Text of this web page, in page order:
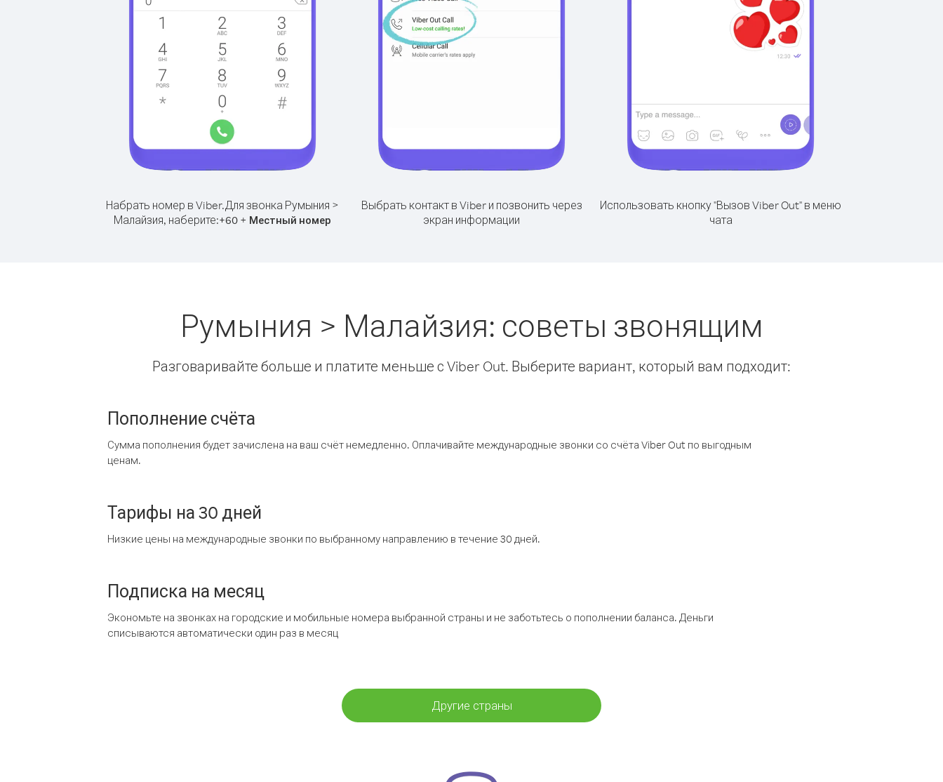
Набрать номер в Viber.Для звонка Румыния >
Малайзия, наберите:+60 + Местный номер
Выбрать контакт в Viber и позвонить через
экран информации
Использовать кнопку "Вызов Viber Out" в меню
чата
Румыния > Малайзия: советы звонящим
Разговаривайте больше и платите меньше с Viber Out. Выберите вариант, который вам подходит:
Пополнение счёта
Сумма пополнения будет зачислена на ваш счёт немедленно. Оплачивайте международные звонки со счёта Viber Out по выгодным
ценам.
Тарифы на 30 дней
Низкие цены на международные звонки по выбранному направлению в течение 30 дней.
Подписка на месяц
Экономьте на звонках на городские и мобильные номера выбранной страны и не заботьтесь о пополнении баланса. Деньги
списываются автоматически один раз в месяц
Другие страны